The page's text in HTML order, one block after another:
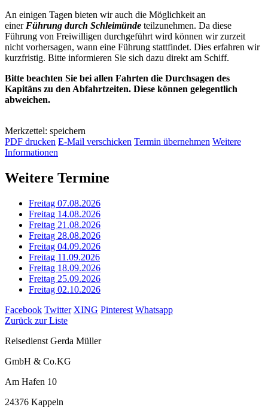
An einigen Tagen bieten wir auch die Möglichkeit an
einer Führung durch Schleimünde teilzunehmen. Da diese
Führung von Freiwilligen durchgeführt wird können wir zurzeit
nicht vorhersagen, wann eine Führung stattfindet. Dies erfahren wir
kurzfristig. Bitte informieren Sie sich dazu direkt am Schiff.
Bitte beachten Sie bei allen Fahrten die Durchsagen des
Kapitäns zu den Abfahrtzeiten. Diese können gelegentlich
abweichen.
Merkzettel: speichern
PDF drucken E-Mail verschicken Termin übernehmen Weitere
Informationen
Weitere Termine
Freitag 07.08.2026
Freitag 14.08.2026
Freitag 21.08.2026
Freitag 28.08.2026
Freitag 04.09.2026
Freitag 11.09.2026
Freitag 18.09.2026
Freitag 25.09.2026
Freitag 02.10.2026
Facebook Twitter XING Pinterest Whatsapp
Zurück zur Liste
Reisedienst Gerda Müller
GmbH & Co.KG
Am Hafen 10
24376 Kappeln